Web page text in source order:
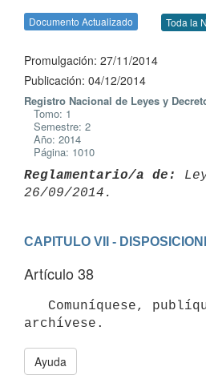
Documento Actualizado Toda la
Promulgación: 27/11/2014
Publicación: 04/12/2014
Registro Nacional de Leyes y
Tomo: 1
Semestre: 2
Año: 2014
Página: 1010
Reglamentario/a de:
CAPITULO VII -
Artículo 38
Ayuda